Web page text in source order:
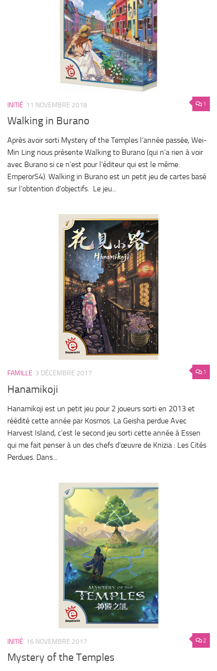
1
INITIÉ 11 NOVEMBRE 2018
Walking in Burano
Après avoir sorti Mystery of the Temples l’année passée, Wei-
Min Ling nous présente Walking to Burano (qui n’a rien à voir
avec Burano si ce n’est pour l’éditeur qui est le même:
EmperorS4). Walking in Burano est un petit jeu de cartes basé
sur l’obtention d’objectifs. Le jeu...
1
FAMILLE 3 DÉCEMBRE 2017
Hanamikoji
Hanamikoji est un petit jeu pour 2 joueurs sorti en 2013 et
réédité cette année par Kosmos. La Geisha perdue Avec
Harvest Island, c’est le second jeu sorti cette année à Essen
qui me fait penser à un des chefs d’œuvre de Knizia : Les Cités
Perdues. Dans...
2
INITIÉ 16 NOVEMBRE 2017
Mystery of the Temples